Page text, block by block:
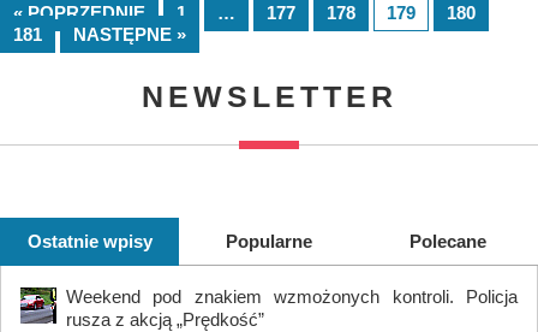
« POPRZEDNIE 1 … 177 178 179
180
181
NASTĘPNE »
NEWSLETTER
Ostatnie wpisy Popularne Polecane
Weekend pod znakiem wzmożonych kontroli. Policja
rusza z akcją „Prędkość”